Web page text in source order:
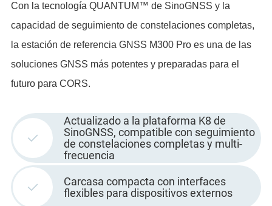
Con la tecnología QUANTUM™ de SinoGNSS y la
capacidad de seguimiento de constelaciones completas,
la estación de referencia GNSS M300 Pro es una de las
soluciones GNSS más potentes y preparadas para el
futuro para CORS.
Actualizado a la plataforma K8 de
SinoGNSS, compatible con seguimiento
de constelaciones completas y multi-
frecuencia
Carcasa compacta con interfaces
flexibles para dispositivos externos